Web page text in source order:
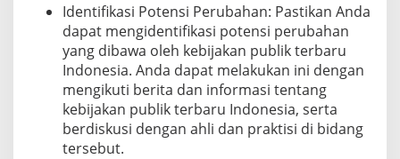
Identifikasi Potensi Perubahan: Pastikan Anda
dapat mengidentifikasi potensi perubahan
yang dibawa oleh kebijakan publik terbaru
Indonesia. Anda dapat melakukan ini dengan
mengikuti berita dan informasi tentang
kebijakan publik terbaru Indonesia, serta
berdiskusi dengan ahli dan praktisi di bidang
tersebut.